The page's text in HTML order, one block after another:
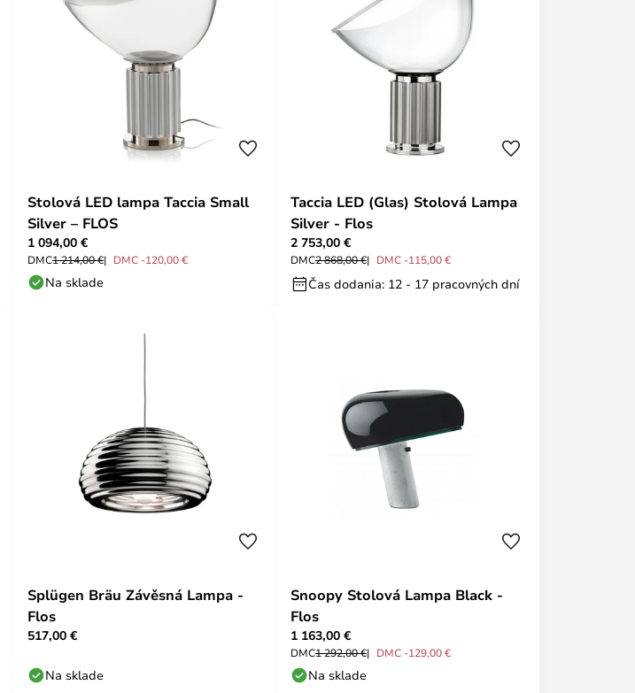
Stolová LED lampa Taccia Small
Silver – FLOS
1 094,00 €
DMC1 214,00 € DMC -120,00 €
Na sklade
Taccia LED (Glas) Stolová Lampa
Silver - Flos
2 753,00 €
DMC2 868,00 € DMC -115,00 €
Čas dodania: 12 - 17 pracovných dní
Splügen Bräu Závěsná Lampa -
Flos
517,00 €
Na sklade
Snoopy Stolová Lampa Black -
Flos
1 163,00 €
DMC1 292,00 € DMC -129,00 €
Na sklade